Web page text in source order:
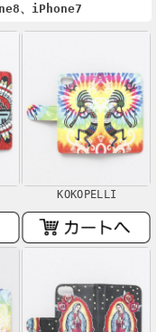
、iPhone7
KOKOPELLI